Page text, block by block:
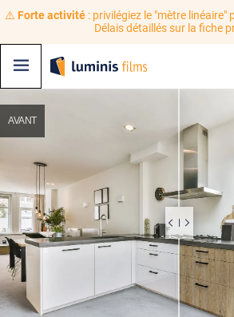
⚠️ Forte activité: privilégiez le "mètre linéaire"
Délais détaillés sur la fiche
AVANT